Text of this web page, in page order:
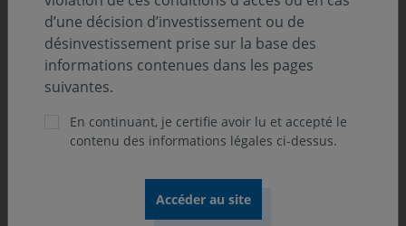
portefeuille relativement concentré qui
convictions du gérant.
d’une décision d’investissement ou de
désinvestissement prise sur la base des
informations contenues dans les pages
suivantes.
En continuant, je certifie avoir lu et accepté le
contenu des informations légales ci-dessus.